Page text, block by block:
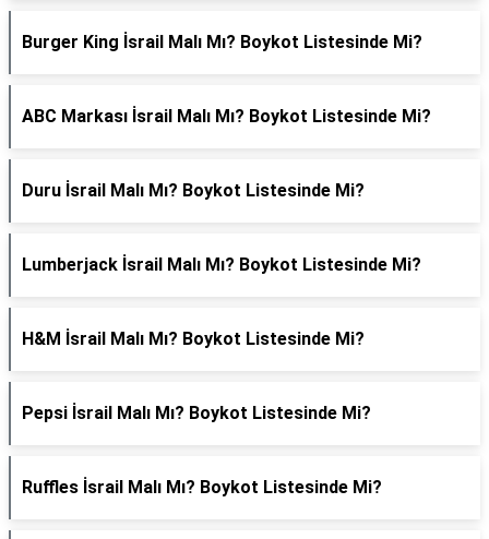
Burger King İsrail Malı Mı? Boykot Listesinde Mi?
ABC Markası İsrail Malı Mı? Boykot Listesinde Mi?
Duru İsrail Malı Mı? Boykot Listesinde Mi?
Lumberjack İsrail Malı Mı? Boykot Listesinde Mi?
H&M İsrail Malı Mı? Boykot Listesinde Mi?
Pepsi İsrail Malı Mı? Boykot Listesinde Mi?
Ruffles İsrail Malı Mı? Boykot Listesinde Mi?